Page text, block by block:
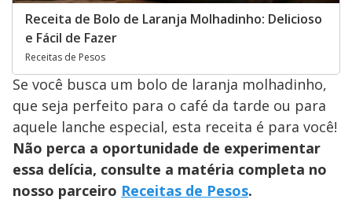
Receita de Bolo de Laranja Molhadinho: Delicioso
e Fácil de Fazer
Receitas de Pesos
Se você busca um bolo de laranja molhadinho,
que seja perfeito para o café da tarde ou para
aquele lanche especial, esta receita é para você!
Não perca a oportunidade de experimentar
essa delícia, consulte a matéria completa no
nosso parceiro Receitas de Pesos.